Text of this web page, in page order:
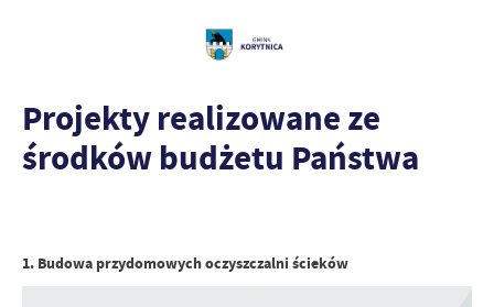
Projekty realizowane ze
środków budżetu Państwa
1. Budowa przydomowych oczyszczalni ścieków